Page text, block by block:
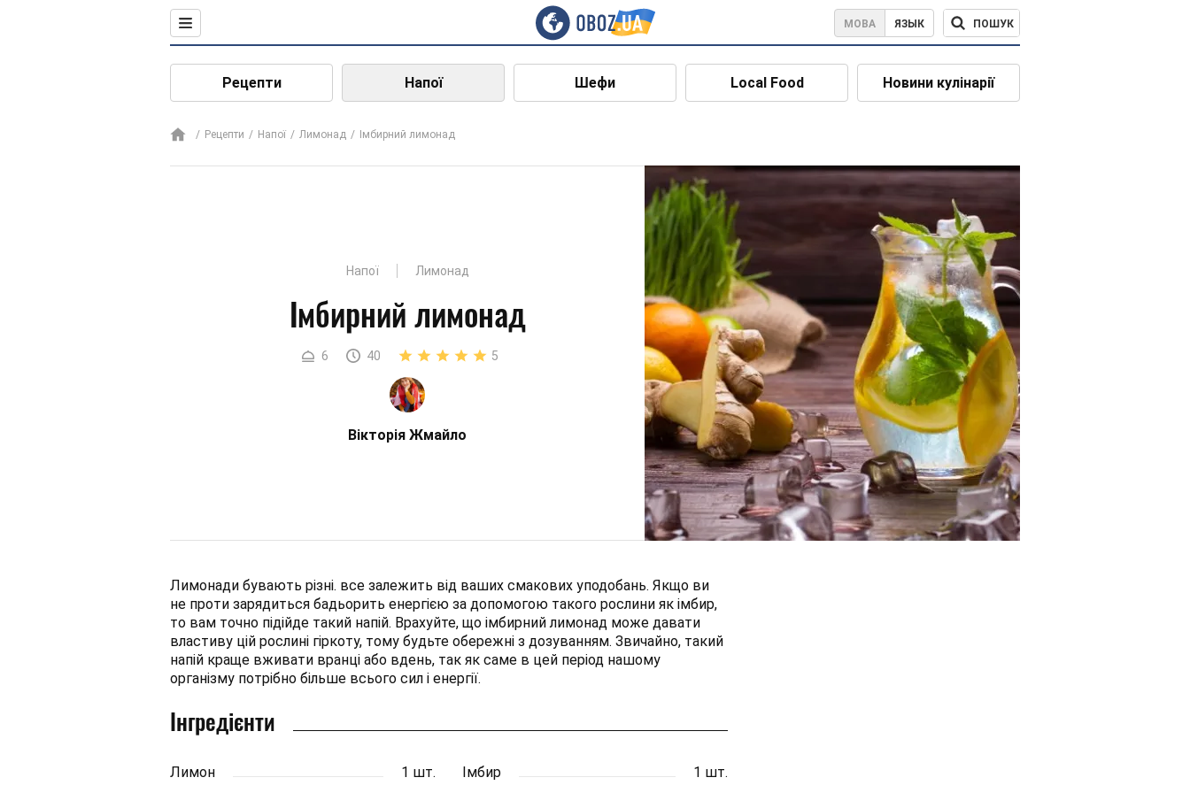
МОВА ЯЗЫК ПОШУК
Рецепти Напої Шефи Local Food Новини кулінарії
Рецепти Напої Лимонад Імбирний лимонад
Напої Лимонад
Імбирний лимонад
6 40 5
Вікторія Жмайло
Лимонади бувають різні. все залежить від ваших смакових уподобань. Якщо ви
не проти зарядиться бадьорить енергією за допомогою такого рослини як імбир,
то вам точно підійде такий напій. Врахуйте, що імбирний лимонад може давати
властиву цій рослині гіркоту, тому будьте обережні з дозуванням. Звичайно, такий
напій краще вживати вранці або вдень, так як саме в цей період нашому
організму потрібно більше всього сил і енергії.
Інгредієнти
Лимон 1 шт. Імбир
1 шт.